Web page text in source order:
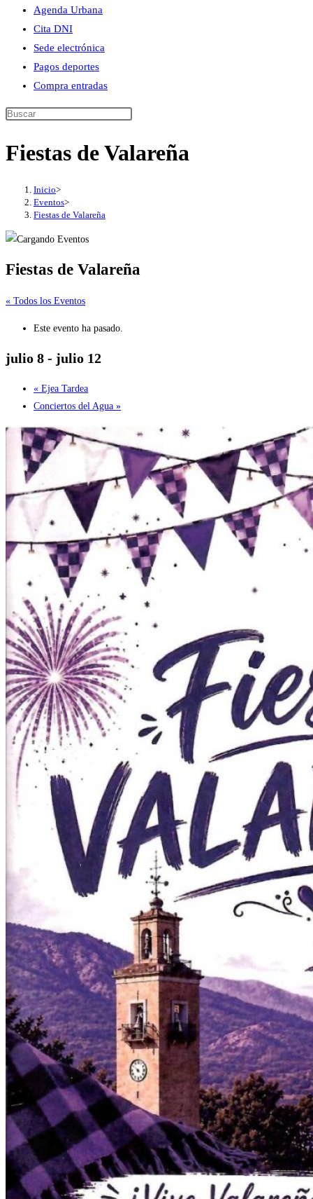
Agenda Urbana
Cita DNI
Sede electrónica
Pagos deportes
Compra entradas
Buscar
esta
Fiestas de Valareña
Inicio>
Eventos>
Fiestas de Valareña
Fiestas de Valareña
« Todos los Eventos
Este evento ha pasado.
julio 8 - julio 12
« Ejea Tardea
Conciertos del Agua »